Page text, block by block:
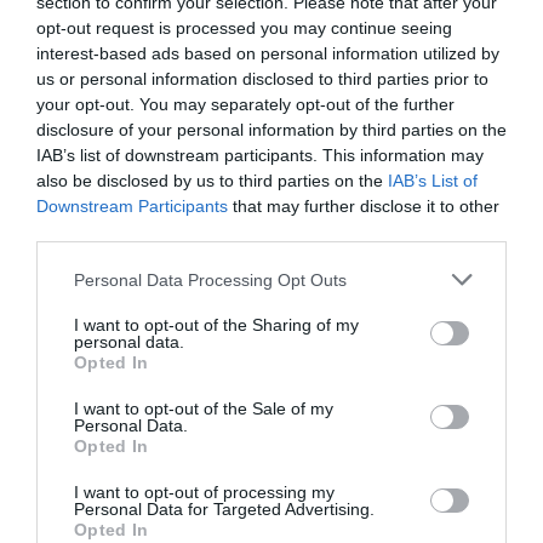
opt-out request is processed you may continue seeing
interest-based ads based on personal information utilized by
us or personal information disclosed to third parties prior to
your opt-out. You may separately opt-out of the further
disclosure of your personal information by third parties on the
IAB’s list of downstream participants. This information may
also be disclosed by us to third parties on the IAB’s List of
Downstream Participants that may further disclose it to other
Personal Data Processing Opt Outs
I want to opt-out of the Sharing of my
personal data.
Opted In
I want to opt-out of the Sale of my
Personal Data.
Opted In
I want to opt-out of processing my
Personal Data for Targeted Advertising.
Opted In
EnCommunion, la búsqueda femenina del
amor, Bell Hooks explica que el encanto de las
mujeres inteligentes es lo que las hace tolerables
ante su contexto social. En la obra muestra el
caso de un hombre que apoyó a su pareja para
crecer, desarrollarse e instruirse hasta que ella
y la abandona sin aparente motivo.
Tenemos miedo a las mujeres inteligentes porque
inteligentes temen ser descubiertas y se
camuflan en la inferioridad, los complejos
corporales o excusas justificatorias absurdas
cuando se les reconocen sus méritos.